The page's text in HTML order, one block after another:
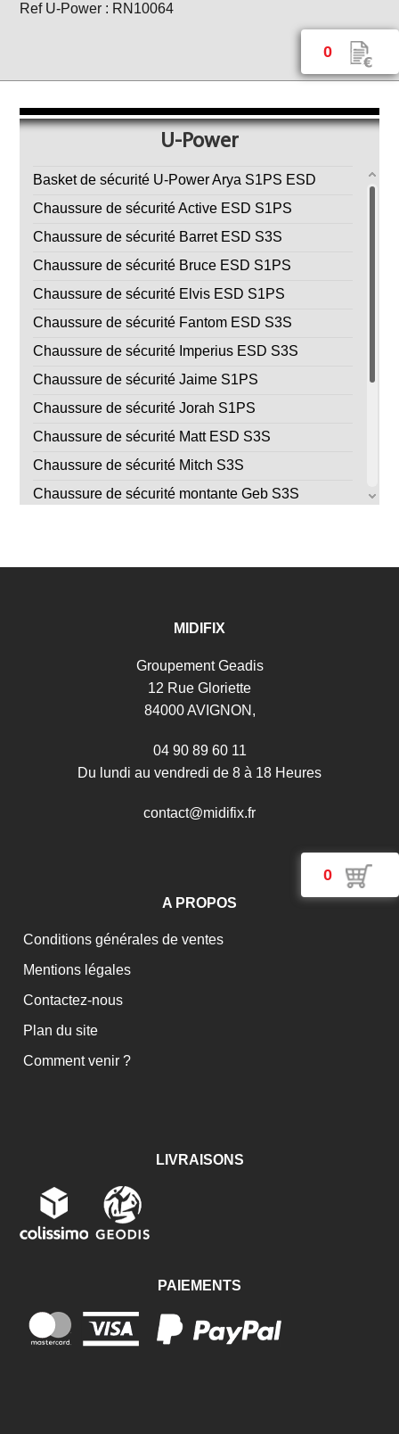
0
0
Ref U-Power : RN10064
U-Power
Basket de sécurité U-Power Arya S1PS ESD
Chaussure de sécurité Active ESD S1PS
Chaussure de sécurité Barret ESD S3S
Chaussure de sécurité Bruce ESD S1PS
Chaussure de sécurité Elvis ESD S1PS
Chaussure de sécurité Fantom ESD S3S
Chaussure de sécurité Imperius ESD S3S
Chaussure de sécurité Jaime S1PS
Chaussure de sécurité Jorah S1PS
Chaussure de sécurité Matt ESD S3S
Chaussure de sécurité Mitch S3S
Chaussure de sécurité montante Geb S3S
41
Chaussure de sécurité Strong ESD S3S
MIDIFIX
Groupement Geadis
12 Rue Gloriette
84000 AVIGNON,
04 90 89 60 11
Du lundi au vendredi de 8 à 18 Heures
contact@midifix.fr
A PROPOS
Conditions générales de ventes
Mentions légales
Contactez-nous
Plan du site
Comment venir ?
LIVRAISONS
PAIEMENTS